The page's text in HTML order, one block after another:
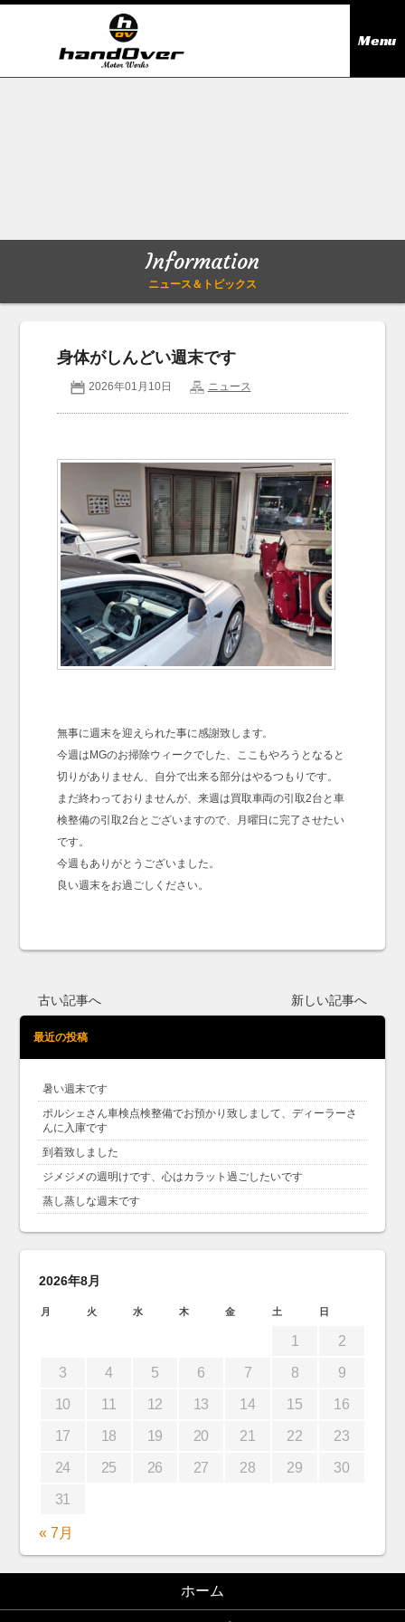
Menu
Company outline
会社概要
アクセス
Information
ニュース＆トピックス
身体がしんどい週末です
2026年01月10日 ニュース
無事に週末を迎えられた事に感謝致します。
今週はMGのお掃除ウィークでした、ここもやろうとなると
切りがありません、自分で出来る部分はやるつもりです。
まだ終わっておりませんが、来週は買取車両の引取2台と車
検整備の引取2台とございますので、月曜日に完了させたい
です。
今週もありがとうございました。
良い週末をお過ごしください。
古い記事へ 新しい記事へ
最近の投稿
暑い週末です
ポルシェさん車検点検整備でお預かり致しまして、ディーラーさ
んに入庫です
到着致しました
ジメジメの週明けです、心はカラット過ごしたいです
蒸し蒸しな週末です
2026年8月
月 火 水 木 金 土 日
1 2
3 4 5 6 7 8 9
10 11 12 13 14 15 16
17 18 19 20 21 22 23
24 25 26 27 28 29 30
31
« 7月
ホーム